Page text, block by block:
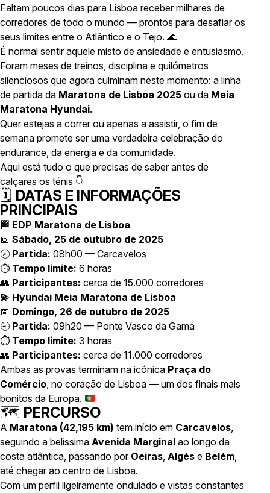
Faltam poucos dias para Lisboa receber milhares de
corredores de todo o mundo — prontos para desafiar os
seus limites entre o Atlântico e o Tejo. 🌊
É normal sentir aquele misto de ansiedade e entusiasmo.
Foram meses de treinos, disciplina e quilómetros
silenciosos que agora culminam neste momento: a linha
de partida da Maratona de Lisboa 2025 ou da Meia
Maratona Hyundai.
Quer estejas a correr ou apenas a assistir, o fim de
semana promete ser uma verdadeira celebração do
endurance, da energia e da comunidade.
Aqui está tudo o que precisas de saber antes de
calçares os ténis 👇
🗓️ DATAS E INFORMAÇÕES
PRINCIPAIS
🏁 EDP Maratona de Lisboa
📅 Sábado, 25 de outubro de 2025
🕗 Partida: 08h00 — Carcavelos
⏱️ Tempo limite: 6 horas
👥 Participantes: cerca de 15.000 corredores
💫 Hyundai Meia Maratona de Lisboa
📅 Domingo, 26 de outubro de 2025
🕤 Partida: 09h20 — Ponte Vasco da Gama
⏱️ Tempo limite: 3 horas
👥 Participantes: cerca de 11.000 corredores
Ambas as provas terminam na icónica Praça do
Comércio, no coração de Lisboa — um dos finais mais
bonitos da Europa.
🗺️ PERCURSO
A Maratona (42,195 km) tem início em Carcavelos,
seguindo a belíssima Avenida Marginal ao longo da
costa atlântica, passando por Oeiras, Algés e Belém,
até chegar ao centro de Lisboa.
Com um perfil ligeiramente ondulado e vistas constantes